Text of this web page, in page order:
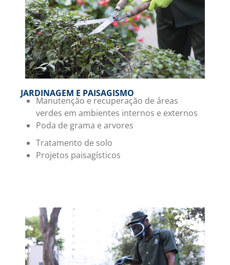
JARDINAGEM E PAISAGISMO
Manutenção e recuperação de áreas
verdes em ambientes internos e externos
Poda de grama e arvores
Tratamento de solo
Projetos paisagísticos